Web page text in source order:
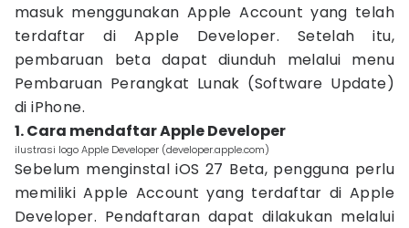
masuk menggunakan Apple Account yang telah
terdaftar di Apple Developer. Setelah itu,
pembaruan beta dapat diunduh melalui menu
Pembaruan Perangkat Lunak (Software Update)
di iPhone.
1. Cara mendaftar Apple Developer
ilustrasi logo Apple Developer (developer.apple.com)
Sebelum menginstal iOS 27 Beta, pengguna perlu
memiliki Apple Account yang terdaftar di Apple
Developer. Pendaftaran dapat dilakukan melalui